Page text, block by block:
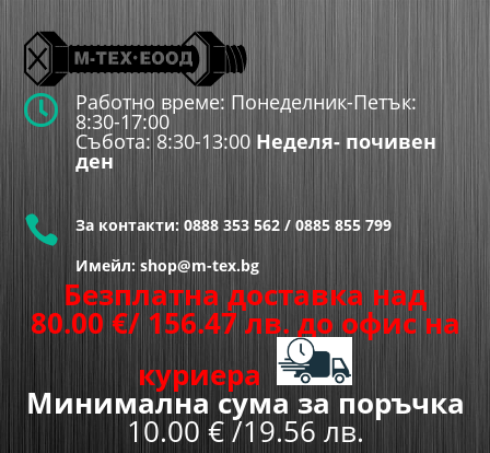
 Работно време: Понеделник-Петък:
8:30-17:00
Събота: 8:30-13:00 Неделя- почивен
ден
 За контакти: 0888 353 562 / 0885 855 799
Имейл: shop@m-tex.bg
Безплатна доставка над
80.00 €/ 156.47 лв. до офис на
куриера
Минимална сума за поръчка
10.00 € /19.56 лв.